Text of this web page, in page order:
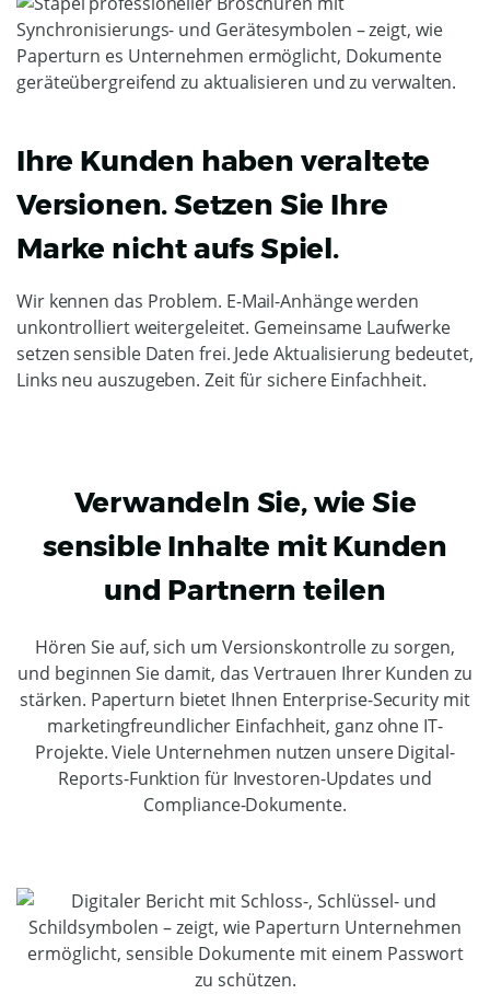
Ihre Kunden haben veraltete
Versionen. Setzen Sie Ihre
Marke nicht aufs Spiel.
Wir kennen das Problem. E-Mail-Anhänge werden
unkontrolliert weitergeleitet. Gemeinsame Laufwerke
setzen sensible Daten frei. Jede Aktualisierung bedeutet,
Links neu auszugeben. Zeit für sichere Einfachheit.
Verwandeln Sie, wie Sie
sensible Inhalte mit Kunden
und Partnern teilen
Hören Sie auf, sich um Versionskontrolle zu sorgen,
und beginnen Sie damit, das Vertrauen Ihrer Kunden zu
stärken. Paperturn bietet Ihnen Enterprise-Security mit
marketingfreundlicher Einfachheit, ganz ohne IT-
Projekte. Viele Unternehmen nutzen unsere Digital-
Reports-Funktion für Investoren-Updates und
Compliance-Dokumente.